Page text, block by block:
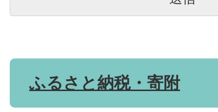
ふるさと納税・寄附